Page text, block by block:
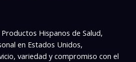
Hispanos de Salud,
en Estados Unidos,
variedad y compromiso con el